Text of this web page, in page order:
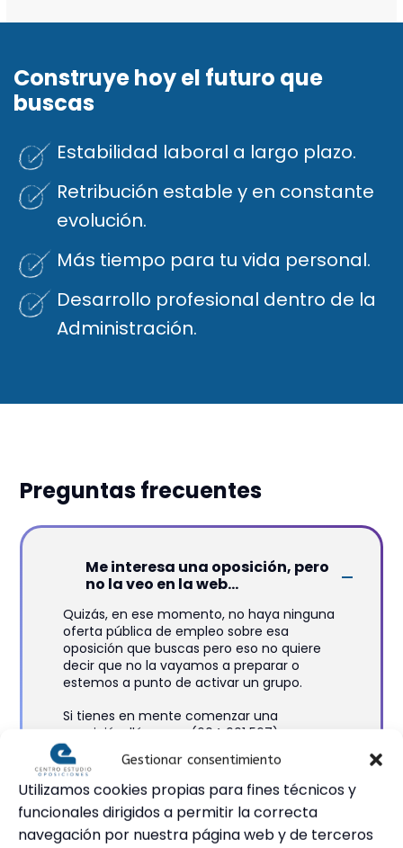
Gestionar consentimiento
Utilizamos cookies propias para fines técnicos y
funcionales dirigidos a permitir la correcta
navegación por nuestra página web y de terceros
Construye hoy el futuro que
buscas
Estabilidad laboral a largo plazo.
Retribución estable y en constante
evolución.
Más tiempo para tu vida personal.
Desarrollo profesional dentro de la
Administración.
Preguntas frecuentes
Me interesa una oposición, pero
no la veo en la web...
Quizás, en ese momento, no haya ninguna
oferta pública de empleo sobre esa
oposición que buscas pero eso no quiere
decir que no la vayamos a preparar o
estemos a punto de activar un grupo.
Si tienes en mente comenzar una
oposición, llámanos (604 001 567) o
escríbenos (secretaria@centroestudio.es)
y te avisaremos cuando vayamos a
comenzarlas.